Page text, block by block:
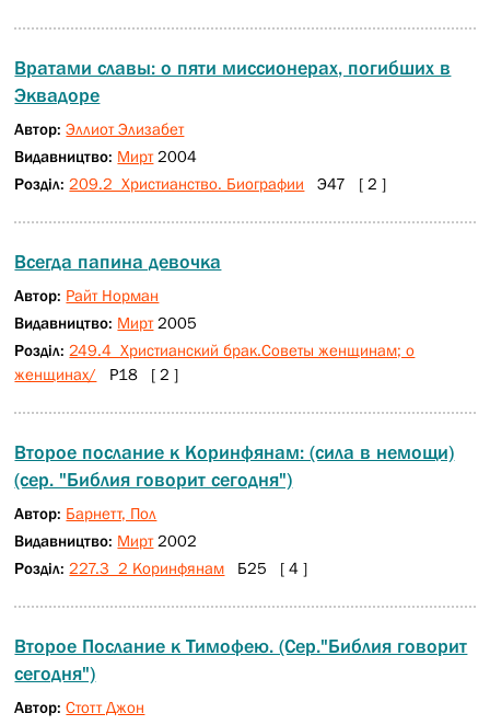
Вратами славы: о пяти миссионерах, погибших в
Эквадоре
Автор:Эллиот Элизабет
Видавництво: Мирт2004
Розділ: 209.2 Христианство. Биографии Э47 [ 2 ]
Всегда папина девочка
Автор: Райт Норман
Видавництво: Мирт2005
Розділ: 249.4 Христианский брак.Советы женщинам; о
женщинах/ Р18 [ 2 ]
Второе послание к Коринфянам: (сила в немощи)
(сер. "Библия говорит сегодня")
Автор: Барнетт, Пол
Видавництво: Мирт2002
Розділ: 227.3 2 Коринфянам Б25 [ 4 ]
Второе Послание к Тимофею. (Сер."Библия говорит
сегодня")
Автор:Стотт Джон